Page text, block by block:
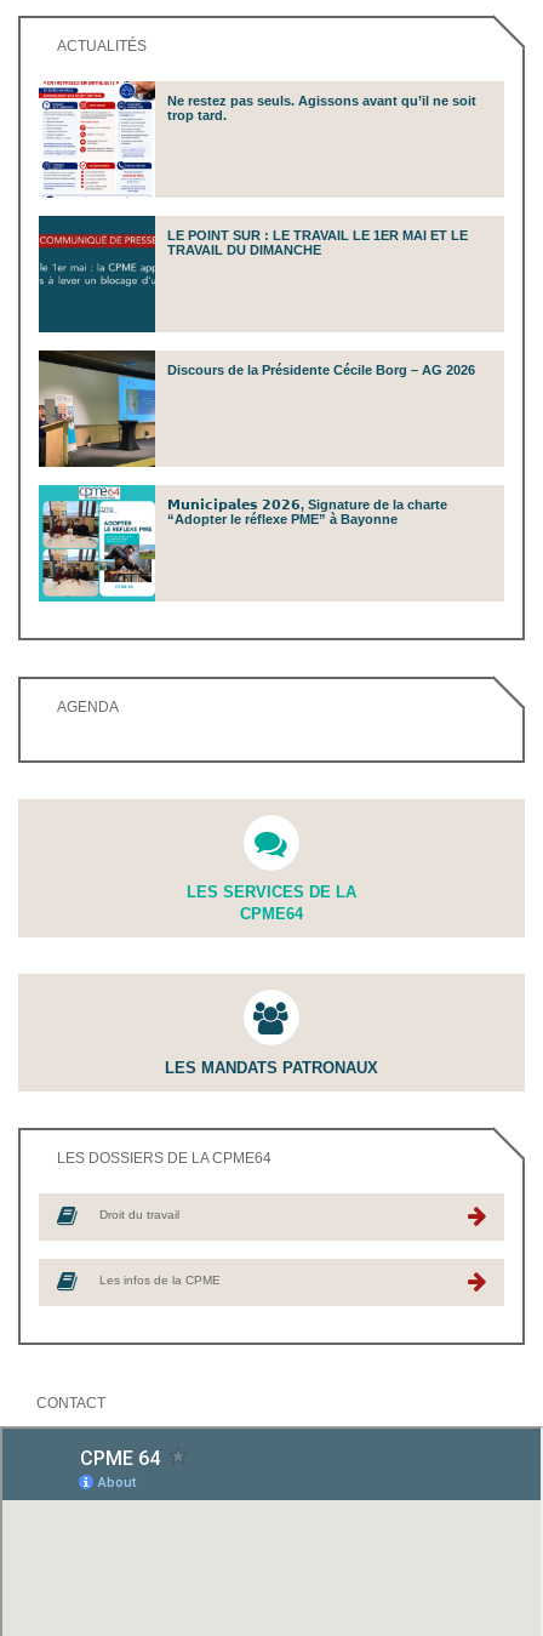
ACTUALITÉS
Ne restez pas seuls. Agissons avant qu’il ne soit
trop tard.
LE POINT SUR : LE TRAVAIL LE 1ER MAI ET LE
TRAVAIL DU DIMANCHE
Discours de la Présidente Cécile Borg – AG 2026
𝗠𝘂𝗻𝗶𝗰𝗶𝗽𝗮𝗹𝗲𝘀 𝟮𝟬𝟮𝟲, Signature de la charte
“Adopter le réflexe PME” à Bayonne
AGENDA
LES SERVICES DE LA
CPME64
LES MANDATS PATRONAUX
LES DOSSIERS DE LA CPME64
Droit du travail
Les infos de la CPME
CONTACT